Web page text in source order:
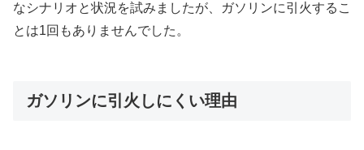
なシナリオと状況を試みましたが、ガソリンに引火するこ
とは1回もありませんでした。
ガソリンに引火しにくい理由